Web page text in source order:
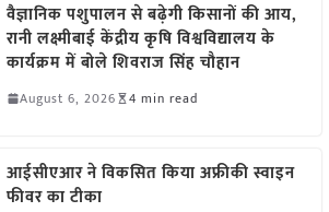
वैज्ञानिक पशुपालन से बढ़ेगी किसानों की आय,
रानी लक्ष्मीबाई केंद्रीय कृषि विश्वविद्यालय के
कार्यक्रम में बोले शिवराज सिंह चौहान
August 6, 2026 4 min read
आईसीएआर ने विकसित किया अफ्रीकी स्वाइन
फीवर का टीका